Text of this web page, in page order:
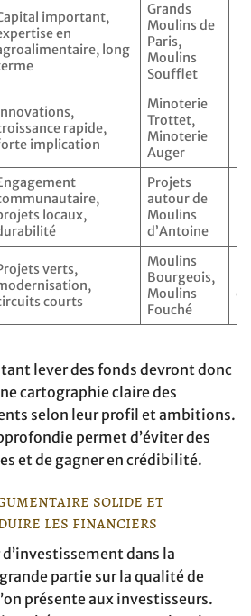
important,
en
long
Grands
Moulins de
Paris,
Moulins
Soufflet
rapide,
implication
Minoterie
Trottet,
Minoterie
Auger
locaux,
Projets
autour de
Moulins
d’Antoine
verts,
courts
Moulins
Bourgeois,
Moulins
Fouché
lever des fonds devront donc
cartographie claire des
selon leur profil et ambitions.
permet d’éviter des
et de gagner en crédibilité.
solide et
les financiers
d’investissement dans la
partie sur la qualité de
présente aux investisseurs.